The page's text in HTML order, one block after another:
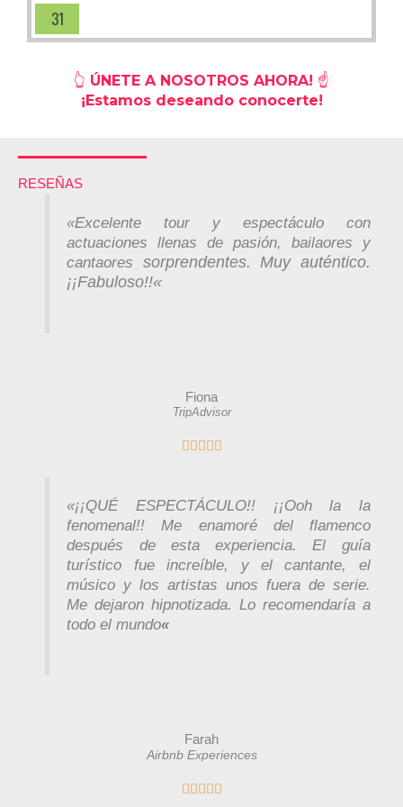
31
👆 ÚNETE A NOSOTROS AHORA! ☝️
¡Estamos deseando conocerte!
RESEÑAS
«Excelente tour y espectáculo con
actuaciones llenas de pasión, bailaores y
cantaores sorprendentes. Muy auténtico.
¡¡Fabuloso!!«
Fiona
TripAdvisor
V
o
r
a
d
o
c
«¡¡QUÉ ESPECTÁCULO!! ¡¡Ooh la la
fenomenal!! Me enamoré del flamenco
después de esta experiencia. El guía
turístico fue increíble, y el cantante, el
músico y los artistas unos fuera de serie.
Me dejaron hipnotizada. Lo recomendaría a
todo el mundo«
Farah
Airbnb Experiences
    V